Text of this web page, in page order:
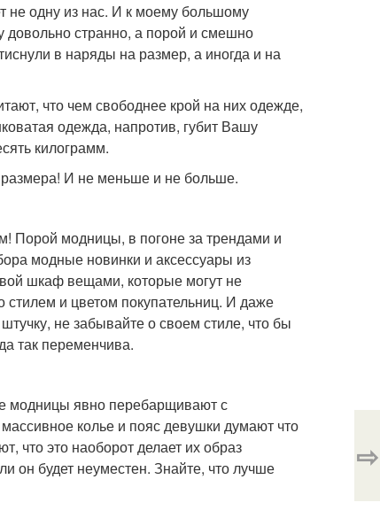
не одну из нас. И к моему большому
странно, а порой и смешно
в наряды на размер, а иногда и на
что чем свободнее крой на них одежде,
одежда, напротив, губит Вашу
килограмм.
И не меньше и не больше.
Порой модницы, в погоне за трендами и
модные новинки и аксессуары из
шкаф вещами, которые могут не
стилем и цветом покупательниц. И даже
не забывайте о своем стиле, что бы
так переменчива.
модницы явно перебарщивают с
колье и пояс девушки думают что
что это наоборот делает их образ
он будет неуместен. Знайте, что лучше
⇨